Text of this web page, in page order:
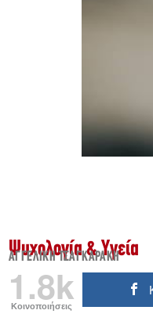
Ψυχολογία & Υγεία
ΑΓΓΕΛΙΚΉ ΤΣΑΓΚΑΡΆΚΗ
1.8k
Κοινοποιήσεις